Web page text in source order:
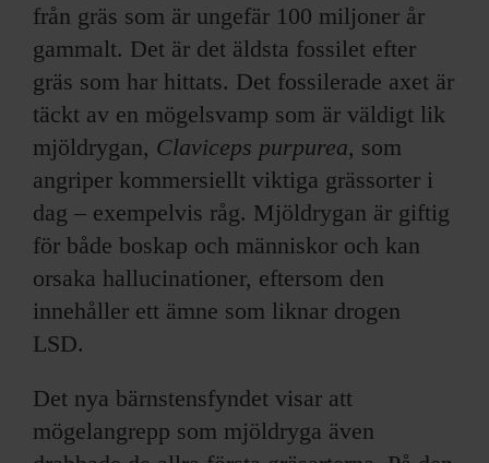
från gräs som är ungefär 100 miljoner år
gammalt. Det är det äldsta fossilet efter
gräs som har hittats. Det fossilerade axet är
täckt av en mögelsvamp som är väldigt lik
mjöldrygan, Claviceps purpurea, som
angriper kommersiellt viktiga grässorter i
dag – exempelvis råg. Mjöldrygan är giftig
för både boskap och människor och kan
orsaka hallucinationer, eftersom den
innehåller ett ämne som liknar drogen
LSD.
Det nya bärnstensfyndet visar att
mögelangrepp som mjöldryga även